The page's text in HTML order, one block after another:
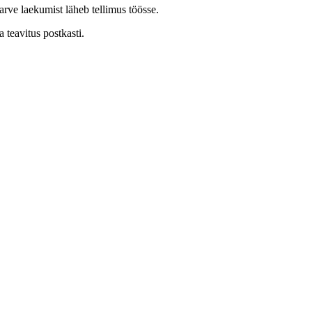
laekumist läheb tellimus töösse.
teavitus postkasti.